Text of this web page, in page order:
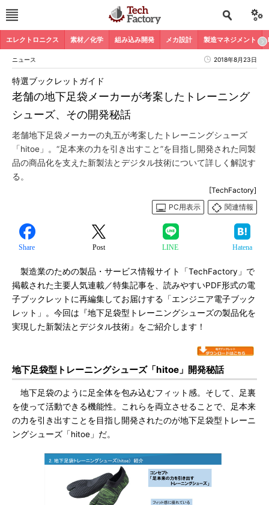
エレクトロニクス 素材／化学 組み込み開発 メカ設計 製造マネジメント
ニュース 2018年8月23日
老舗の地下足袋メーカーが考案したトレーニング
シューズ、その開発秘話
特選ブックレットガイド
老舗地下足袋メーカーの丸五が考案したトレーニングシューズ
「hitoe」。“足本来の力を引き出すこと”を目指し開発された同製
品の商品化を支えた新製法とデジタル技術について詳しく解説す
る。
[TechFactory]
PC用表示
関連情報
Share Post LINE Hatena
製造業のための製品・サービス情報サイト「TechFactory」で
掲載された主要人気連載／特集記事を、読みやすいPDF形式の電
子ブックレットに再編集してお届けする「エンジニア電子ブック
レット」。今回は『地下足袋型トレーニングシューズの製品化を
実現した新製法とデジタル技術』をご紹介します！
地下足袋型トレーニングシューズ「hitoe」開発秘話
地下足袋のように足全体を包み込むフィット感。そして、足裏
を使って活動できる機能性。これらを両立させることで、足本来
の力を引き出すことを目指し開発されたのが地下足袋型トレーニ
ングシューズ「hitoe」だ。